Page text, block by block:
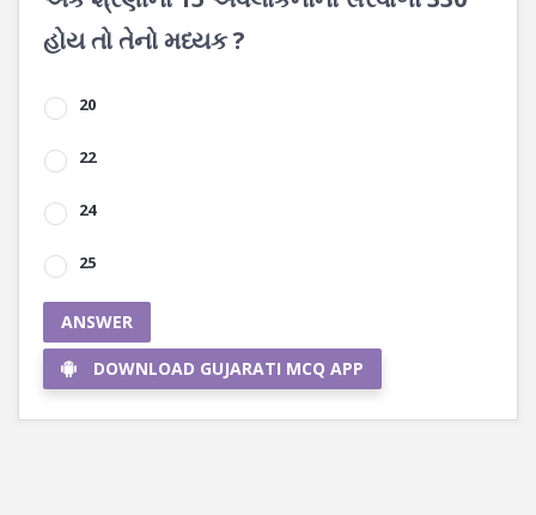
હોય તો તેનો મધ્યક ?
20
22
24
25
ANSWER
DOWNLOAD GUJARATI MCQ APP